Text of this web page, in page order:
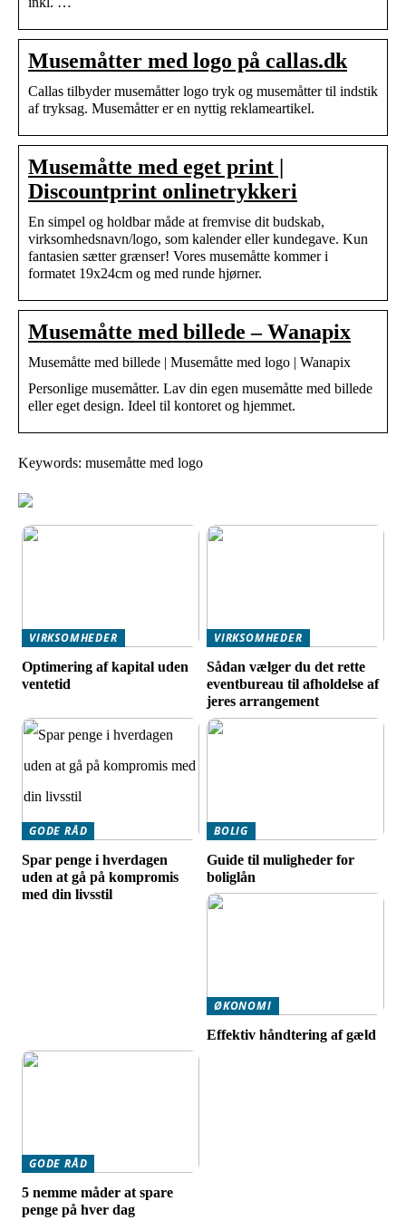
Musemåtter med logo på callas.dk
Callas tilbyder musemåtter logo tryk og musemåtter til indstik
af tryksag. Musemåtter er en nyttig reklameartikel.
Musemåtte med eget print |
Discountprint onlinetrykkeri
En simpel og holdbar måde at fremvise dit budskab,
virksomhedsnavn/logo, som kalender eller kundegave. Kun
fantasien sætter grænser! Vores musemåtte kommer i
formatet 19x24cm og med runde hjørner.
Musemåtte med billede – Wanapix
Musemåtte med billede | Musemåtte med logo | Wanapix
Personlige musemåtter. Lav din egen musemåtte med billede
eller eget design. Ideel til kontoret og hjemmet.
Keywords: musemåtte med logo
VIRKSOMHEDER
Optimering af kapital uden
ventetid
VIRKSOMHEDER
Sådan vælger du det rette
eventbureau til afholdelse af
jeres arrangement
GODE RÅD
Spar penge i hverdagen
uden at gå på kompromis
med din livsstil
BOLIG
Guide til muligheder for
boliglån
ØKONOMI
Effektiv håndtering af gæld
GODE RÅD
5 nemme måder at spare
penge på hver dag